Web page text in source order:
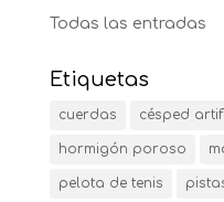
Todas las entradas
Etiquetas
cuerdas césped
hormigón poroso
pelota de tenis